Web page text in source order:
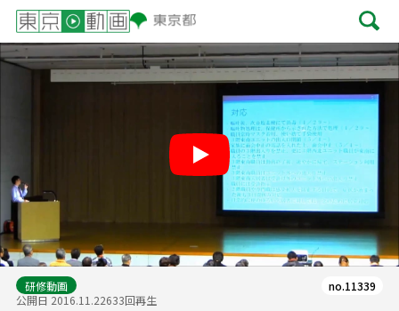
研修動画
公開日 2016.11.22633回再生
no.11339